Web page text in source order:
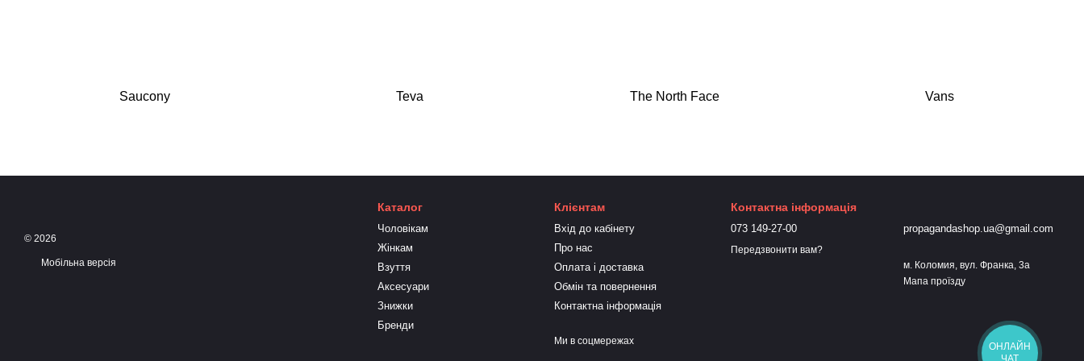
Saucony Teva The North Face Vans
© 2026
Мобільна версія
Каталог
Чоловікам
Жінкам
Взуття
Аксесуари
Знижки
Бренди
Клієнтам
Вхід до кабінету
Про нас
Оплата і доставка
Обмін та повернення
Контактна інформація
Ми в соцмережах
Контактна інформація
073 149-27-00
Передзвонити вам?
propagandashop.ua@gmail.com
м. Коломия, вул. Франка, 3а
Мапа проїзду
ОНЛАЙН
ЧАТ